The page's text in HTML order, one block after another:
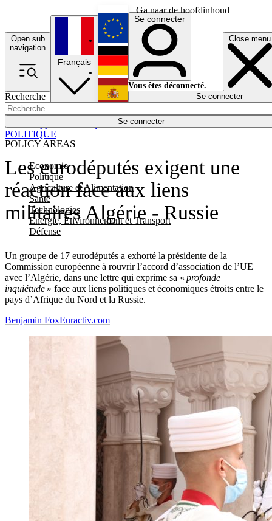
Ga naar de hoofdinhoud
Open sub
navigation
Close menu
Recherche
Se connecter
POLICY AREAS
Economie
Politique
Agriculture et Alimentation
Santé
Technologies
Energie, Environnement et Transport
Défense
Économie
Français
English
Deutsch
Español
Se connecter
Vous êtes déconnecté.
Se connecter
Les eurodéputés exigent une
réaction face aux liens
militaires Algérie - Russie
Un groupe de 17 eurodéputés a exhorté la présidente de la
Commission européenne à rouvrir l’accord d’association de l’UE
avec l’Algérie, dans une lettre qui exprime sa « profonde
inquiétude » face aux liens politiques et économiques étroits entre le
pays d’Afrique du Nord et la Russie.
POLITIQUE
Benjamin FoxEuractiv.com